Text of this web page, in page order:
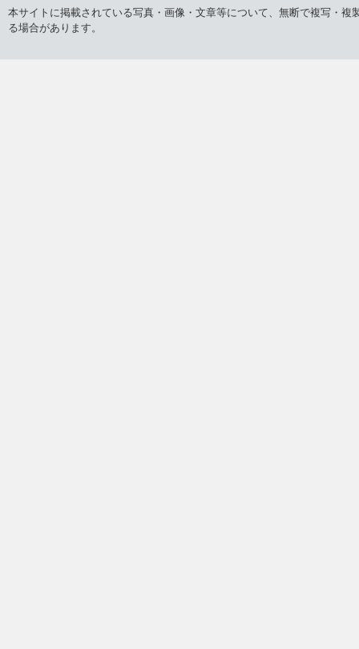
本サイトに掲載されている写真・画像・文章等について、無断で複写・
る場合があります。